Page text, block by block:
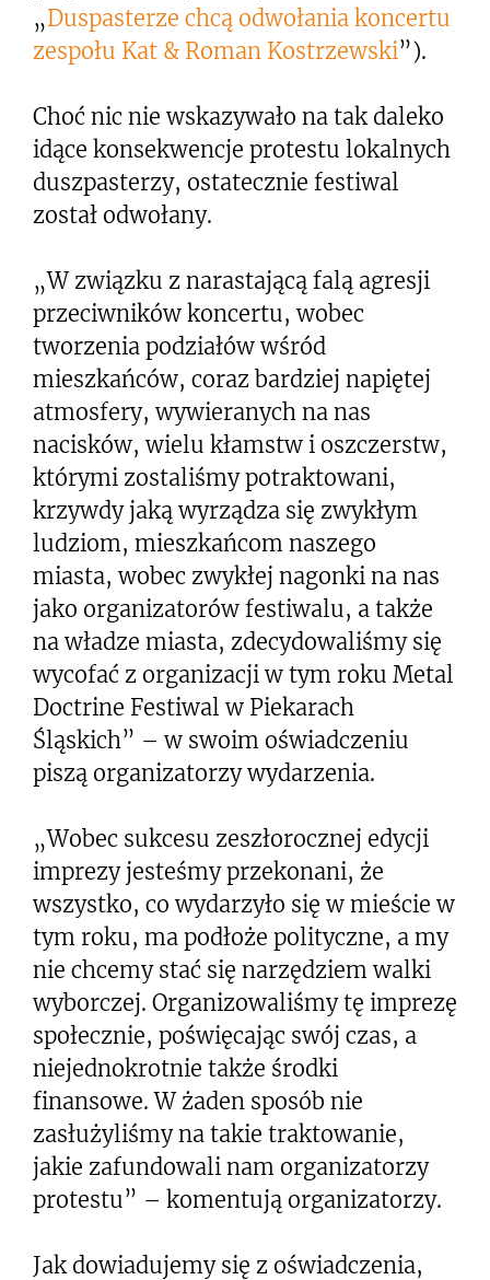
„Duspasterze chcą odwołania koncertu
zespołu Kat & Roman Kostrzewski”).
Choć nic nie wskazywało na tak daleko
idące konsekwencje protestu lokalnych
duszpasterzy, ostatecznie festiwal
został odwołany.
„W związku z narastającą falą agresji
przeciwników koncertu, wobec
tworzenia podziałów wśród
mieszkańców, coraz bardziej napiętej
atmosfery, wywieranych na nas
nacisków, wielu kłamstw i oszczerstw,
którymi zostaliśmy potraktowani,
krzywdy jaką wyrządza się zwykłym
ludziom, mieszkańcom naszego
miasta, wobec zwykłej nagonki na nas
jako organizatorów festiwalu, a także
na władze miasta, zdecydowaliśmy się
wycofać z organizacji w tym roku Metal
Doctrine Festiwal w Piekarach
Śląskich” – w swoim oświadczeniu
piszą organizatorzy wydarzenia.
„Wobec sukcesu zeszłorocznej edycji
imprezy jesteśmy przekonani, że
wszystko, co wydarzyło się w mieście w
tym roku, ma podłoże polityczne, a my
nie chcemy stać się narzędziem walki
wyborczej. Organizowaliśmy tę imprezę
społecznie, poświęcając swój czas, a
niejednokrotnie także środki
finansowe. W żaden sposób nie
zasłużyliśmy na takie traktowanie,
jakie zafundowali nam organizatorzy
protestu” – komentują organizatorzy.
Jak dowiadujemy się z oświadczenia,